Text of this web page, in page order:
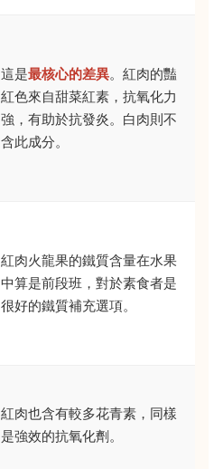
這是最核心的差異。紅肉的豔
紅色來自甜菜紅素，抗氧化力
強，有助於抗發炎。白肉則不
含此成分。
紅肉火龍果的鐵質含量在水果
中算是前段班，對於素食者是
很好的鐵質補充選項。
紅肉也含有較多花青素，同樣
是強效的抗氧化劑。